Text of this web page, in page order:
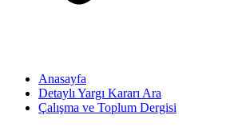
Anasayfa
Detaylı Yargı Kararı Ara
Çalışma ve Toplum Dergisi